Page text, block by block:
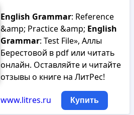
English Grammar: Reference
&amp; Practice &amp; English
Grammar: Test File», Аллы
Берестовой в pdf или читать
онлайн. Оставляйте и читайте
отзывы о книге на ЛитРес!
www.litres.ru Купить